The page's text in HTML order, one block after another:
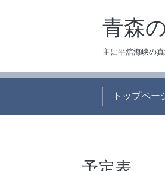
青森
主に平舘海峡の
トップペー